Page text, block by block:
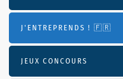
J'ENTREPRENDS ! 🇫🇷
JEUX CONCOURS